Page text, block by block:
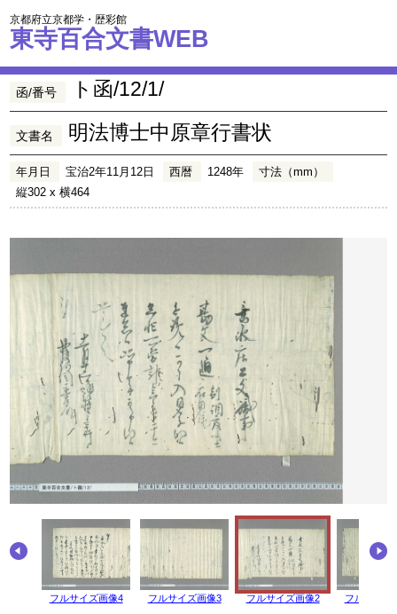
京都府立京都学・歴彩館
東寺百合文書WEB
函/番号 ト函/12/1/
文書名 明法博士中原章行書状
年月日 宝治2年11月12日 西暦 1248年
寸法（mm）
縦302 x 横464
フルサイズ画像4 フルサイズ画像3 フルサイズ画像2 フルサイズ